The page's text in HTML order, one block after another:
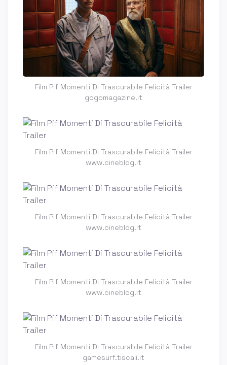
Film Pif Momenti Di Trascurabile Felicità Trailer
gogomagazine.it
Film Pif Momenti Di Trascurabile Felicità Trailer
www.cineblog.it
Film Pif Momenti Di Trascurabile Felicità Trailer
www.cineblog.it
Film Pif Momenti Di Trascurabile Felicità Trailer
www.cineblog.it
Film Pif Momenti Di Trascurabile Felicità Trailer
gamesurf.tiscali.it